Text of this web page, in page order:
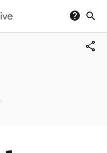
help search
share